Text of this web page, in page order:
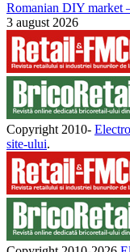
Romanian DIY market
3 august 2026
Copyright 2010-
site-ului.